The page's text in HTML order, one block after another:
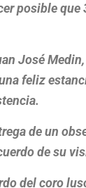
posible que
José
feliz
de un
de su
del coro